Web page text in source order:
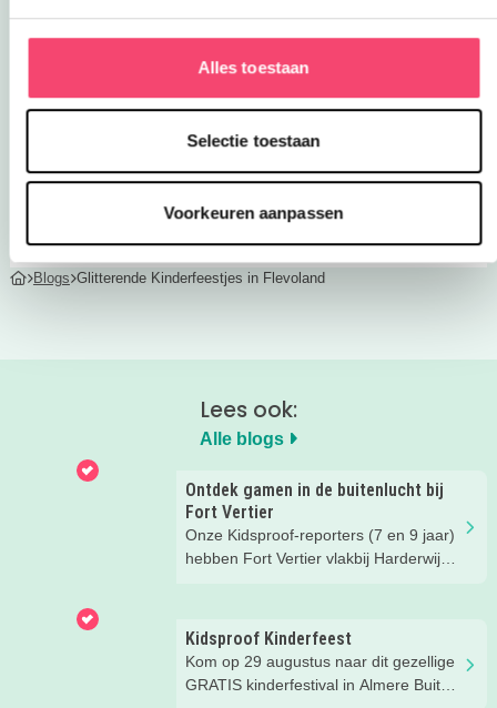
Alles toestaan
Selectie toestaan
Voorkeuren aanpassen
verkleedfeestjes en fotoshoots tot spannende
avonturen of vrolijk knutselplezier. Kies het
verjaardag een dag vol lachen, spelen en mooie
Blogs Glitterende Kinderfeestjes in Flevoland
Lees ook:
Alle blogs
Ontdek gamen in de buitenlucht bij
Fort Vertier
Onze Kidsproof-reporters (7 en 9 jaar)
hebben Fort Vertier vlakbij Harderwijk
over de Romeinen die hier vroeger
hebben gewoond.
Kidsproof Kinderfeest
Kom op 29 augustus naar dit gezellige
GRATIS kinderfestival in Almere Buiten